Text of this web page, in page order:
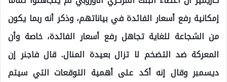
إمكانية رفع أسعار الفائدة في بياناتهم، وذكر أنه ربما يكون
من الشجاعة للغاية تجاهل رفع أسعار الفائدة، خاصة وأن
المعركة ضد التضخم لا تزال بعيدة المنال. قال فاجنر إن
ديسمبر وقال إنه أكد على أهمية التوقعات التي سيتم